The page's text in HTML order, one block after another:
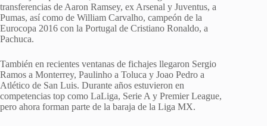
transferencias de Aaron Ramsey, ex Arsenal y Juventus, a
Pumas, así como de William Carvalho, campeón de la
Eurocopa 2016 con la Portugal de Cristiano Ronaldo, a
Pachuca.
También en recientes ventanas de fichajes llegaron Sergio
Ramos a Monterrey, Paulinho a Toluca y Joao Pedro a
Atlético de San Luis. Durante años estuvieron en
competencias top como LaLiga, Serie A y Premier League,
pero ahora forman parte de la baraja de la Liga MX.